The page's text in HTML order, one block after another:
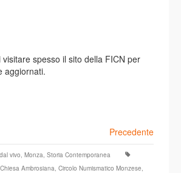
spesso il sito della FICN per
aggiornati.
Precedente
vivo, Monza, Storia Contemporanea
Chiesa Ambrosiana, Circolo Numismatico Monzese,